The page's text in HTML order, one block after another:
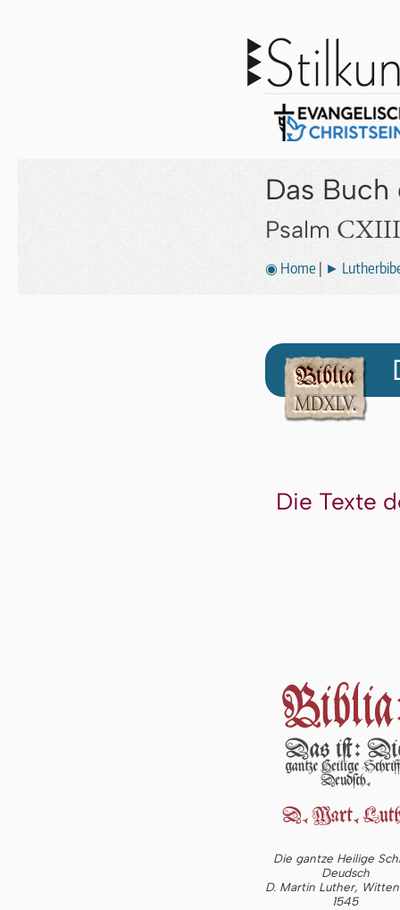
Das Buch
Psalm
◉ Home ►
Die Texte
Die gantze Heilige
Deudsch
D. Martin Luther,
1545